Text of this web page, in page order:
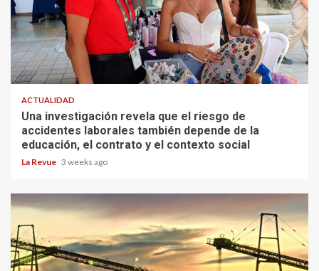
ACTUALIDAD
Una investigación revela que el riesgo de
accidentes laborales también depende de la
educación, el contrato y el contexto social
La Revue 3 weeks ago